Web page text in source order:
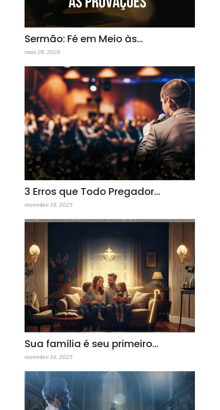
Sermão: Fé em Meio às…
maio 28, 2026
3 Erros que Todo Pregador…
novembro 18, 2025
Sua família é seu primeiro…
novembro 16, 2025